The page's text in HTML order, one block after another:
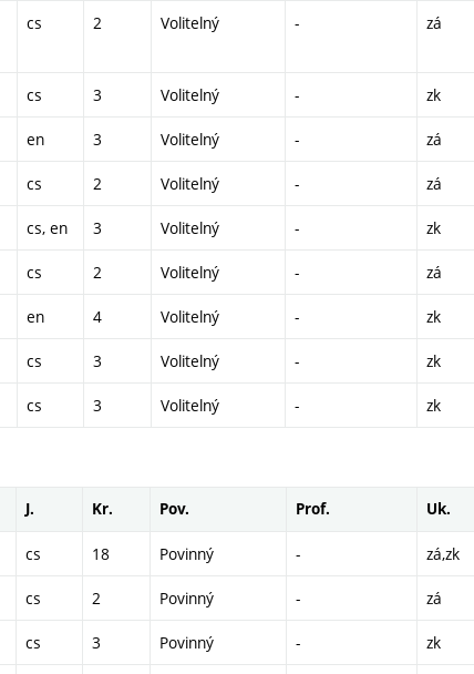
cs 2 Volitelný - zá
cs 3 Volitelný - zk
en 3 Volitelný - zá
cs 2 Volitelný - zá
cs, en 3 Volitelný - zk
cs 2 Volitelný - zá
en 4 Volitelný - zk
cs 3 Volitelný - zk
cs 3 Volitelný - zk
J. Kr. Pov. Prof. Uk.
cs 18 Povinný - zá,zk
cs 2 Povinný - zá
cs 3 Povinný - zk